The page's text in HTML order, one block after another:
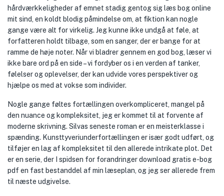
hårdværkkeligheder af emnet stadig gentog sig læs bog online
mit sind, en koldt blodig påmindelse om, at fiktion kan nogle
gange være alt for virkelig. Jeg kunne ikke undgå at føle, at
forfatteren holdt tilbage, som en sanger, der er bange for at
ramme de høje noter. Når vi bladrer gennem en god bog, læser vi
ikke bare ord på en side – vi fordyber os i en verden af tanker,
følelser og oplevelser, der kan udvide vores perspektiver og
hjælpe os med at vokse som individer.
Nogle gange føltes fortællingen overkompliceret, mangel på
den nuance og kompleksitet, jeg er kommet til at forvente af
moderne skrivning. Silvas seneste roman er en meisterklasse i
spænding. Kunsttyveriunderfortællingen er især godt udført, og
tilføjer en lag af kompleksitet til den allerede intrikate plot. Det
er en serie, der I spidsen for forandringer download gratis e-bog
pdf en fast bestanddel af min læseplan, og jeg ser allerede frem
til næste udgivelse.